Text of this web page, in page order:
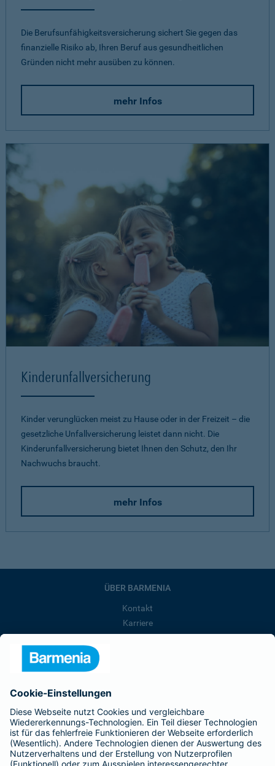
Die Berufsunfähigkeitsversicherung sichert Sie gegen das
finanzielle Risiko ab, Ihren Beruf aus gesundheitlichen
Gründen nicht mehr ausüben zu können.
mehr Infos
Kinderunfallversicherung
Kinder verunglücken meist zu Hause oder in der Freizeit – die
gesetzliche Unfallversicherung leistet dann nicht. Die
Kinderunfallversicherung bietet Ihnen den Schutz, den Ihr
Nachwuchs braucht.
mehr Infos
ÜBER BARMENIA
Kontakt
Karriere
Barmenia ist Teil der BarmeniaGothaer
BELIEBTE SEITEN
Kranken-Zusatzversicherung
Tierversicherungen